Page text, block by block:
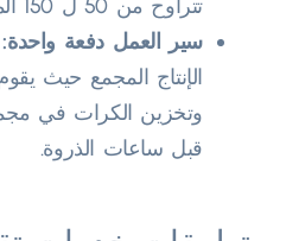
تتراوح من 50 ل 150 المجالات يوميا.
سير العمل دفعة واحدة:
الإنتاج المجمع حيث
وتخزين الكرات في
قبل ساعات الذروة.